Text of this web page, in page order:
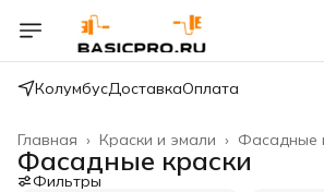
КолумбусДоставкаОплата
Фасадные
Краски и эмали ›
Главная ›
Фасадные краски
Фильтры